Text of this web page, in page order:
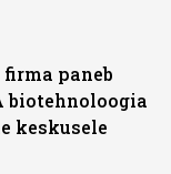
paneb
biotehnoloogia
keskusele